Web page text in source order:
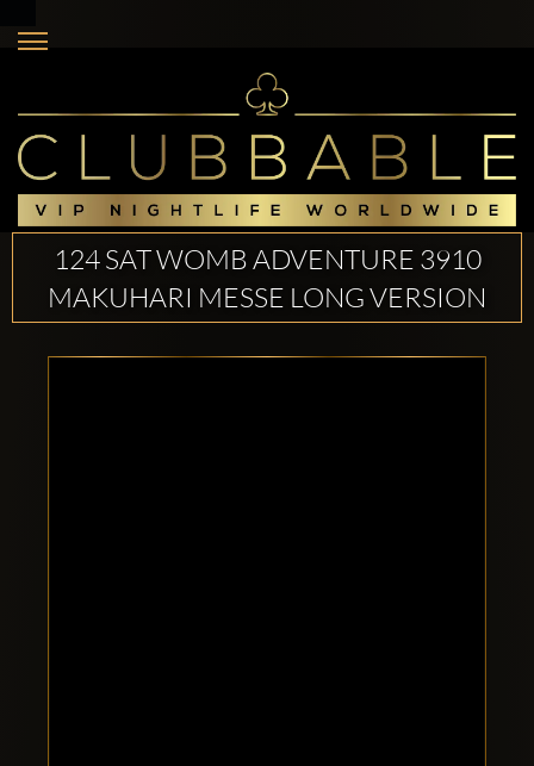
124 SAT WOMB ADVENTURE 3910
MAKUHARI MESSE LONG VERSION